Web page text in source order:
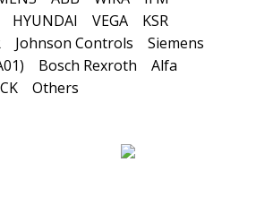
HYUNDAI VEGA
KSR
Johnson Controls
Siemens
Bosch Rexroth
Alfa
Others